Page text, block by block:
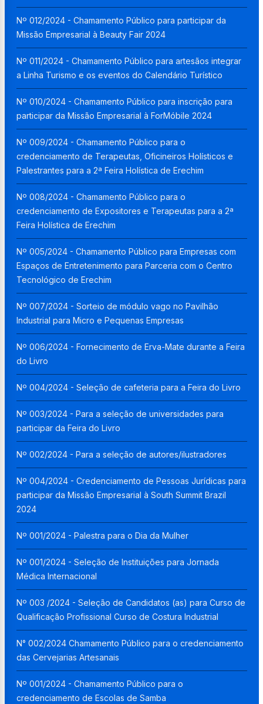
Nº 012/2024 - Chamamento Público para participar da
Missão Empresarial à Beauty Fair 2024
Nº 011/2024 - Chamamento Público para artesãos integrar
a Linha Turismo e os eventos do Calendário Turístico
Nº 010/2024 - Chamamento Público para inscrição para
participar da Missão Empresarial à ForMóbile 2024
Nº 009/2024 - Chamamento Público para o
credenciamento de Terapeutas, Oficineiros Holísticos e
Palestrantes para a 2ª Feira Holística de Erechim
Nº 008/2024 - Chamamento Público para o
credenciamento de Expositores e Terapeutas para a 2ª
Feira Holística de Erechim
Nº 005/2024 - Chamamento Público para Empresas com
Espaços de Entretenimento para Parceria com o Centro
Tecnológico de Erechim
Nº 007/2024 - Sorteio de módulo vago no Pavilhão
Industrial para Micro e Pequenas Empresas
Nº 006/2024 - Fornecimento de Erva-Mate durante a Feira
do Livro
Nº 004/2024 - Seleção de cafeteria para a Feira do Livro
Nº 003/2024 - Para a seleção de universidades para
participar da Feira do Livro
Nº 002/2024 - Para a seleção de autores/ilustradores
Nº 004/2024 - Credenciamento de Pessoas Jurídicas para
participar da Missão Empresarial à South Summit Brazil
2024
Nº 001/2024 - Palestra para o Dia da Mulher
Nº 001/2024 - Seleção de Instituições para Jornada
Médica Internacional
Nº 003 /2024 - Seleção de Candidatos (as) para Curso de
Qualificação Profissional Curso de Costura Industrial
N° 002/2024 Chamamento Público para o credenciamento
das Cervejarias Artesanais
Nº 001/2024 - Chamamento Público para o
credenciamento de Escolas de Samba